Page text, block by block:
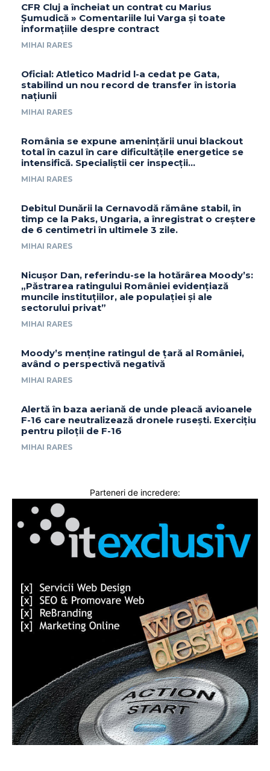
CFR Cluj a încheiat un contrat cu Marius
Șumudică » Comentariile lui Varga și toate
informațiile despre contract
MIHAI RARES
Oficial: Atletico Madrid l-a cedat pe Gata,
stabilind un nou record de transfer în istoria
națiunii
MIHAI RARES
România se expune amenințării unui blackout
total în cazul în care dificultățile energetice se
intensifică. Specialiștii cer inspecții…
MIHAI RARES
Debitul Dunării la Cernavodă rămâne stabil, în
timp ce la Paks, Ungaria, a înregistrat o creștere
de 6 centimetri în ultimele 3 zile.
MIHAI RARES
Nicușor Dan, referindu-se la hotărârea Moody’s:
„Păstrarea ratingului României evidențiază
muncile instituțiilor, ale populației și ale
sectorului privat”
MIHAI RARES
Moody’s menține ratingul de țară al României,
având o perspectivă negativă
MIHAI RARES
Alertă în baza aeriană de unde pleacă avioanele
F-16 care neutralizează dronele rusești. Exercițiu
pentru piloții de F-16
MIHAI RARES
Parteneri de incredere: